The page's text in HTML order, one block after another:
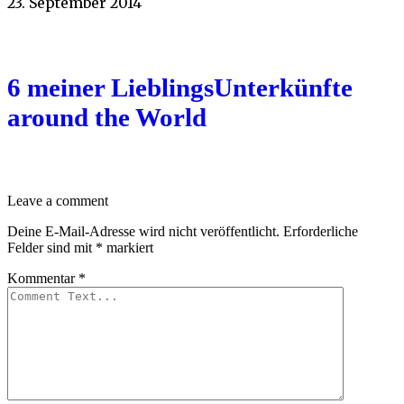
6 meiner LieblingsUnterkünfte
around the World
Leave a comment
Deine E-Mail-Adresse wird nicht veröffentlicht. Erforderliche
Felder sind mit * markiert
Kommentar *